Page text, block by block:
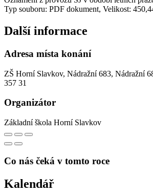
Typ souboru: PDF dokument, Velikost:
Další informace
Adresa místa konání
ZŠ Horní Slavkov, Nádražní 683, Nádražní
357 31
Organizátor
Základní škola Horní Slavkov
Co nás čeká v tomto roce
Kalendář